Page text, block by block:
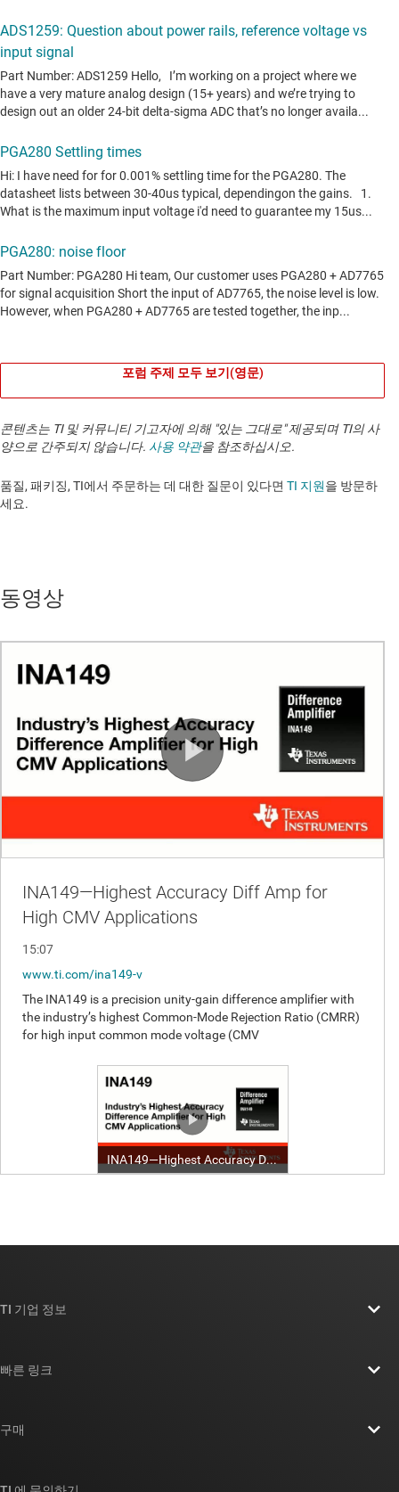
포럼 주제 모두 보기(영문)
콘텐츠는 TI 및 커뮤니티 기고자에 의해 "있는 그대로" 제공되며 TI의 사
양으로 간주되지 않습니다. 사용 약관을 참조하십시오.
품질, 패키징, TI에서 주문하는 데 대한 질문이 있다면 TI 지원을 방문하
세요. ​​​​​​​​​​​​​​
동영상
TI 기업 정보
빠른 링크
대체품 검색
구매